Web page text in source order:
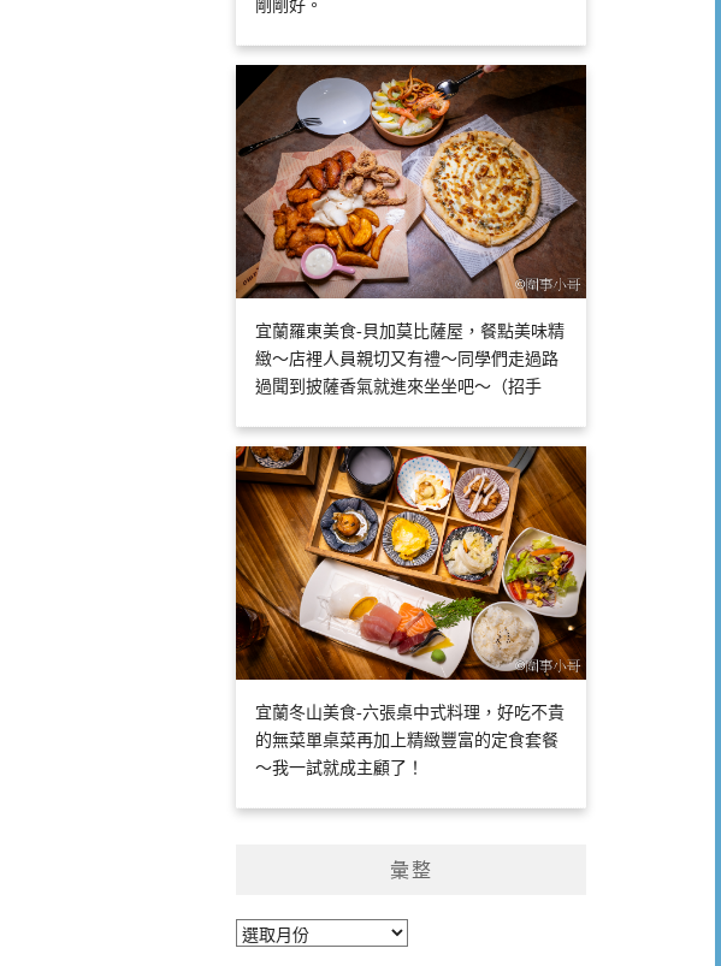
剛剛好。
宜蘭羅東美食-貝加莫比薩屋，餐點美味精
緻～店裡人員親切又有禮～同學們走過路
過聞到披薩香氣就進來坐坐吧～（招手
宜蘭冬山美食-六張桌中式料理，好吃不貴
的無菜單桌菜再加上精緻豐富的定食套餐
～我一試就成主顧了！
彙整
彙